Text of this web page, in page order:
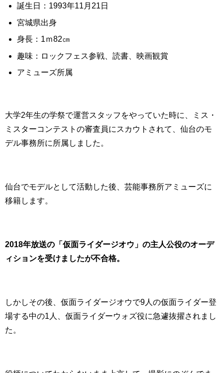
誕生日：1993年11月21日
宮城県出身
身長：1ｍ82㎝
趣味：ロックフェス参戦、読書、映画観賞
アミューズ所属
大学2年生の学祭で運営スタッフをやっていた時に、ミス・
ミスターコンテストの審査員にスカウトされて、仙台のモ
デル事務所に所属しました。
仙台でモデルとして活動した後、芸能事務所アミューズに
移籍します。
2018年放送の「仮面ライダージオウ」の主人公役のオーデ
ィションを受けましたが不合格。
しかしその後、仮面ライダージオウで9人の仮面ライダー登
場する中の1人、仮面ライダーウォズ役に急遽抜擢されまし
た。